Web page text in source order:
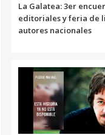
La Galatea: 3er
editoriales y feria de
autores nacionales